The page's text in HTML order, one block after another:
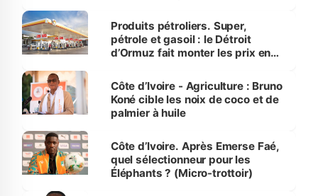
menacées
Produits pétroliers. Super,
pétrole et gasoil : le Détroit
d’Ormuz fait monter les prix en
Côte d’Ivoire - Agriculture : Bruno
Koné cible les noix de coco et de
palmier à huile
Côte d’Ivoire. Après Emerse Faé,
quel sélectionneur pour les
Éléphants ? (Micro-trottoir)